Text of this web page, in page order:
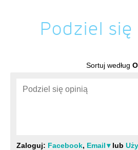
Podziel